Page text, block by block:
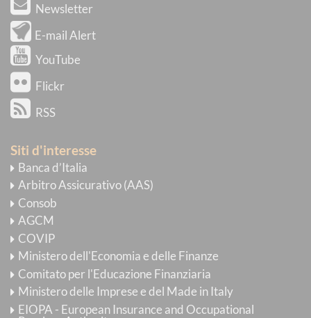
Newsletter
E-mail Alert
YouTube
Flickr
RSS
Siti d'interesse
Banca d’Italia
Arbitro Assicurativo (AAS)
Consob
AGCM
COVIP
Ministero dell'Economia e delle Finanze
Comitato per l'Educazione Finanziaria
Ministero delle Imprese e del Made in Italy
EIOPA - European Insurance and Occupational